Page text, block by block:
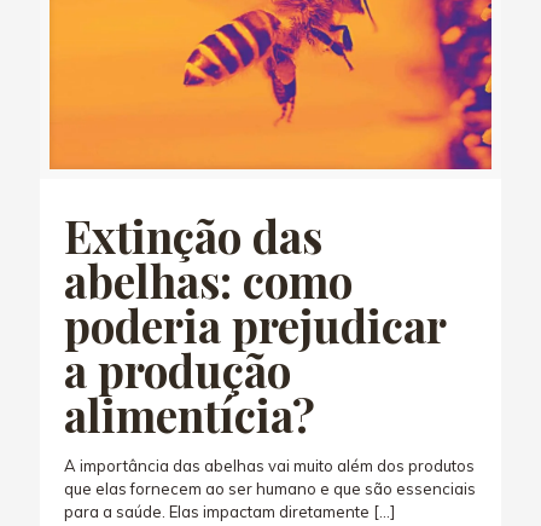
Extinção das
abelhas: como
poderia prejudicar
a produção
alimentícia?
A importância das abelhas vai muito além dos produtos
que elas fornecem ao ser humano e que são essenciais
para a saúde. Elas impactam diretamente […]